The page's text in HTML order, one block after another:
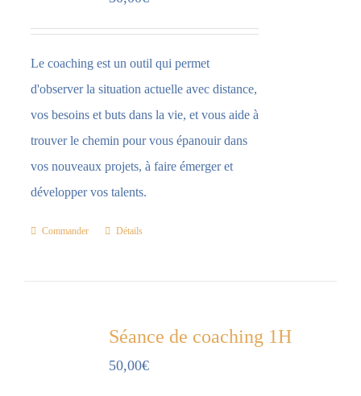
Le coaching est un outil qui permet
d'observer la situation actuelle avec distance,
vos besoins et buts dans la vie, et vous aide à
trouver le chemin pour vous épanouir dans
vos nouveaux projets, à faire émerger et
développer vos talents.
Commander Détails
Séance de coaching 1H
50,00€